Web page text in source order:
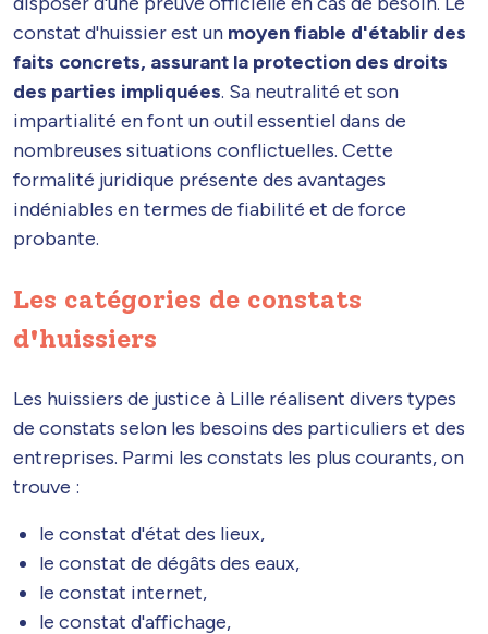
constat d'huissier est un moyen fiable d'établir des
faits concrets, assurant la protection des droits
des parties impliquées. Sa neutralité et son
impartialité en font un outil essentiel dans de
nombreuses situations conflictuelles. Cette
formalité juridique présente des avantages
indéniables en termes de fiabilité et de force
probante.
Les catégories de constats
d'huissiers
Les huissiers de justice à Lille réalisent divers types
de constats selon les besoins des particuliers et des
entreprises. Parmi les constats les plus courants, on
trouve :
le constat d'état des lieux,
le constat de dégâts des eaux,
le constat internet,
le constat d'affichage,